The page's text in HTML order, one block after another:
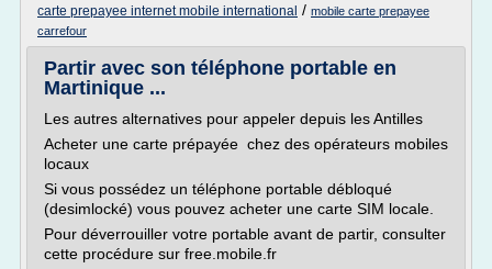
carte prepayee internet mobile international / mobile carte prepayee
carrefour
Partir avec son téléphone portable en
Martinique ...
Les autres alternatives pour appeler depuis les Antilles
Acheter une carte prépayée chez des opérateurs mobiles
locaux
Si vous possédez un téléphone portable débloqué
(desimlocké) vous pouvez acheter une carte SIM locale.
Pour déverrouiller votre portable avant de partir, consulter
cette procédure sur free.mobile.fr